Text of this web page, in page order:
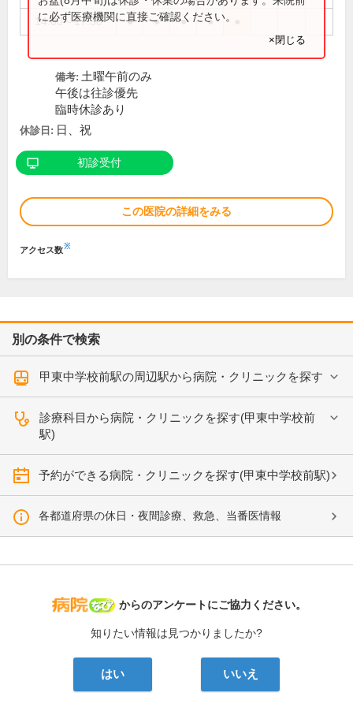
14:00～17:30 ● ● ● ●
に必ず医療機関に直接ご確認ください。
×閉じる
備考: 土曜午前のみ
午後は往診優先
臨時休診あり
休診日: 日、祝
初診受付
この医院の詳細をみる
アクセス数※
別の条件で検索
甲東中学校前駅の周辺駅から病院・クリニックを探す
診療科目から病院・クリニックを探す(甲東中学校前
駅)
予約ができる病院・クリニックを探す(甲東中学校前駅)
各都道府県の休日・夜間診療、救急、当番医情報
病院なび
からのアンケートにご協力ください。
知りたい情報は見つかりましたか?
はい いいえ